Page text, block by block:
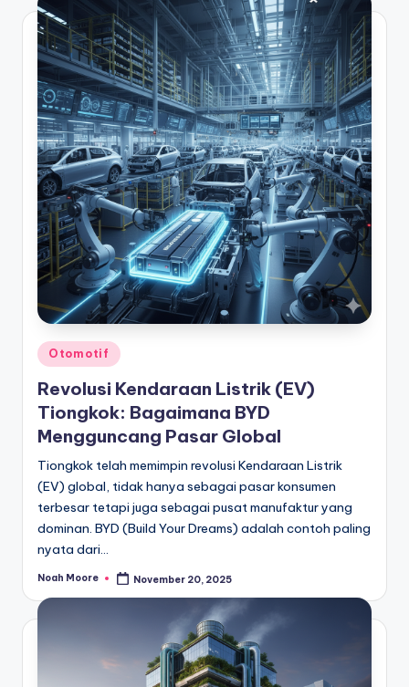
Posted
Otomotif
Revolusi Kendaraan Listrik (EV)
Tiongkok: Bagaimana BYD
Mengguncang Pasar Global
Tiongkok telah memimpin revolusi Kendaraan Listrik
(EV) global, tidak hanya sebagai pasar konsumen
terbesar tetapi juga sebagai pusat manufaktur yang
dominan. BYD (Build Your Dreams) adalah contoh paling
nyata dari…
Posted
Noah Moore November 20, 2025